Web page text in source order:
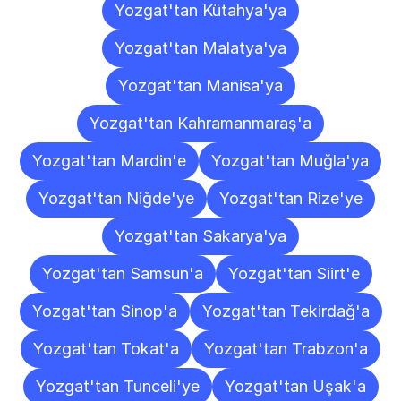
Yozgat'tan Kütahya'ya
Yozgat'tan Malatya'ya
Yozgat'tan Manisa'ya
Yozgat'tan Kahramanmaraş'a
Yozgat'tan Mardin'e
Yozgat'tan Muğla'ya
Yozgat'tan Niğde'ye
Yozgat'tan Rize'ye
Yozgat'tan Sakarya'ya
Yozgat'tan Samsun'a
Yozgat'tan Siirt'e
Yozgat'tan Sinop'a
Yozgat'tan Tekirdağ'a
Yozgat'tan Tokat'a
Yozgat'tan Trabzon'a
Yozgat'tan Tunceli'ye
Yozgat'tan Uşak'a